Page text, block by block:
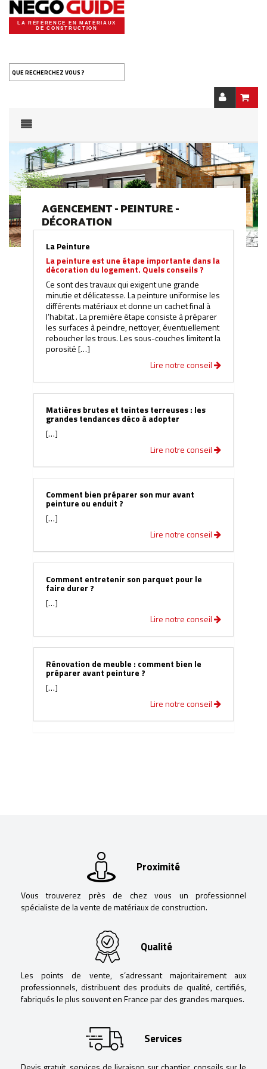
LA RÉFÉRENCE EN MATÉRIAUX
DE CONSTRUCTION
QUE RECHERCHEZ VOUS ?
AGENCEMENT - PEINTURE -
DÉCORATION
La Peinture
La peinture est une étape importante dans la
décoration du logement. Quels conseils ?
Ce sont des travaux qui exigent une grande
minutie et délicatesse. La peinture uniformise les
différents matériaux et donne un cachet final à
l’habitat . La première étape consiste à préparer
les surfaces à peindre, nettoyer, éventuellement
reboucher les trous. Les sous-couches limitent la
porosité […]
Lire notre conseil
Matières brutes et teintes terreuses : les
grandes tendances déco à adopter
[…]
Lire notre conseil
Comment bien préparer son mur avant
peinture ou enduit ?
[…]
Lire notre conseil
Comment entretenir son parquet pour le
faire durer ?
[…]
Lire notre conseil
Rénovation de meuble : comment bien le
préparer avant peinture ?
[…]
Lire notre conseil
Proximité
Vous trouverez près de chez vous un professionnel
spécialiste de la vente de matériaux de construction.
Qualité
Les points de vente, s’adressant majoritairement aux
professionnels, distribuent des produits de qualité, certifiés,
fabriqués le plus souvent en France par des grandes marques.
Services